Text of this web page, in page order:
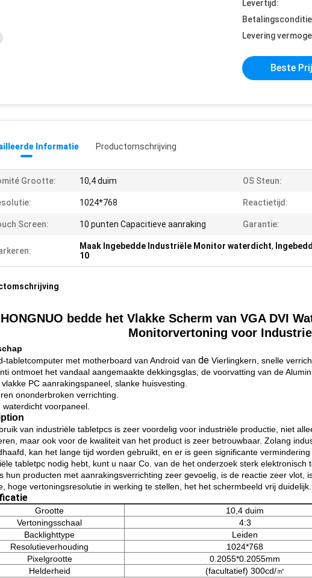
Levertijd:
Levering
Beste
Informatie Productomschrijving
Grootte: 10,4 duim OS Steun:
1024*768 Reactietijd:
Screen: 10 punten Capacitieve aanraking Garantie:
Maak Ingebedde Industriële Monitor waterdicht,
10
HONGNUO bedde het Vlakke Scherm van VGA DVI
Monitorvertoning voor
tabletcomputer met motherboard van Android van de Vierlingkern, snelle
ontmoet het vandaal aangemaakte dekkingsglas, de voorvatting van de
PC aanrakingspaneel, slanke huisvesting.
ononderbroken verrichting.
waterdicht voorpaneel.
van industriële tabletpcs is zeer voordelig voor industriële productie, niet
maar ook voor de kwaliteit van het product is zeer betrouwbaar. Zolang
kan het lange tijd worden gebruikt, en er is geen significante
tabletpc nodig hebt, kunt u naar Co. van de het onderzoek sterk elektronisch
hun producten met aanrakingsverrichting zeer gevoelig, is de reactie zeer vlot,
hoge vertoningsresolutie in werking te stellen, het het schermbeeld vrij duidelijk.
Grootte
10,4 duim
Vertoningsschaal
4:3
Backlighttype
Leiden
Resolutieverhouding
1024*768
Pixelgrootte
0.2055*0.2055mm
Helderheid
(facultatief) 300cd/㎡